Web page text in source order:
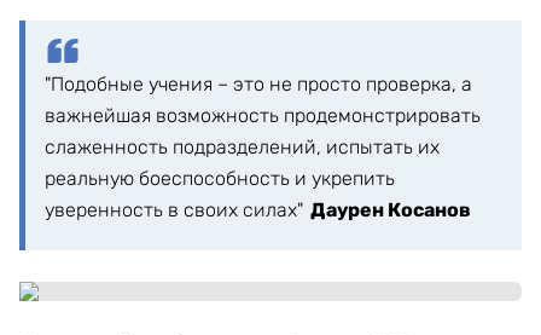
"Подобные учения – это не просто проверка, а
важнейшая возможность продемонстрировать
слаженность подразделений, испытать их
реальную боеспособность и укрепить
уверенность в своих силах" Даурен Косанов